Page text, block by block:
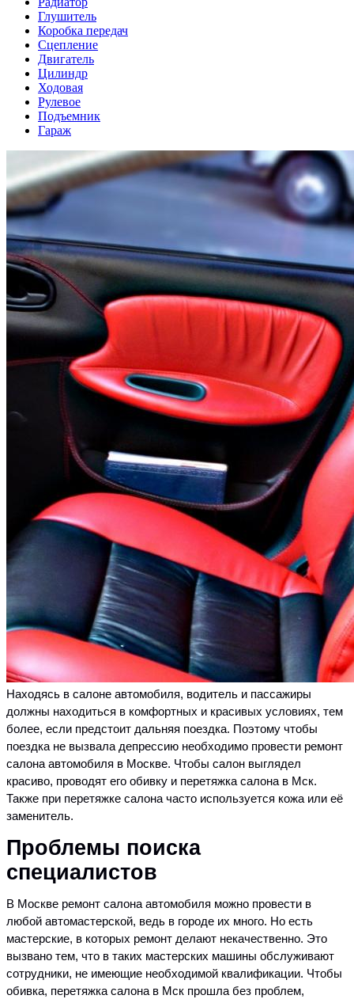
Глушитель
Коробка передач
Сцепление
Двигатель
Цилиндр
Ходовая
Рулевое
Подъемник
Гараж
Находясь в салоне автомобиля, водитель и пассажиры
должны находиться в комфортных и красивых условиях, тем
более, если предстоит дальняя поездка. Поэтому чтобы
поездка не вызвала депрессию необходимо провести ремонт
салона автомобиля в Москве. Чтобы салон выглядел
красиво, проводят его обивку и перетяжка салона в Мск.
Также при перетяжке салона часто используется кожа или её
заменитель.
Проблемы поиска
специалистов
В Москве ремонт салона автомобиля можно провести в
любой автомастерской, ведь в городе их много. Но есть
мастерские, в которых ремонт делают некачественно. Это
вызвано тем, что в таких мастерских машины обслуживают
сотрудники, не имеющие необходимой квалификации. Чтобы
обивка, перетяжка салона в Мск прошла без проблем,